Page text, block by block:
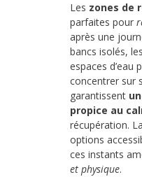
Les zones de
parfaites pour
après une
bancs isolés,
espaces d’eau
concentrer sur
garantissent
propice au
récupération.
options
ces instants
et physique.